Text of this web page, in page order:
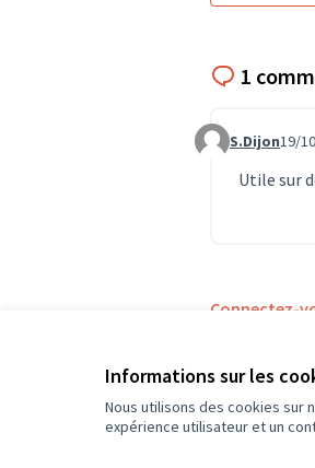
Informations sur les
Nous utilisons des cookies sur
expérience utilisateur et un
1
Commentaire
S.Dijon19/
Utile sur
Connectez-